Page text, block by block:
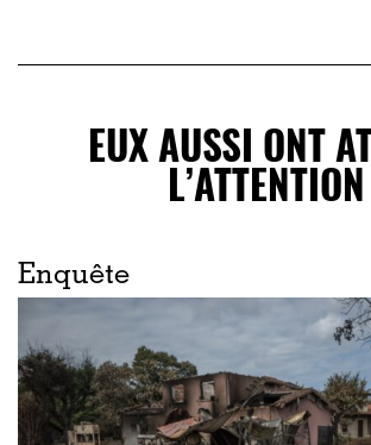
EUX AUSSI ONT
L’ATTENTION
Enquête